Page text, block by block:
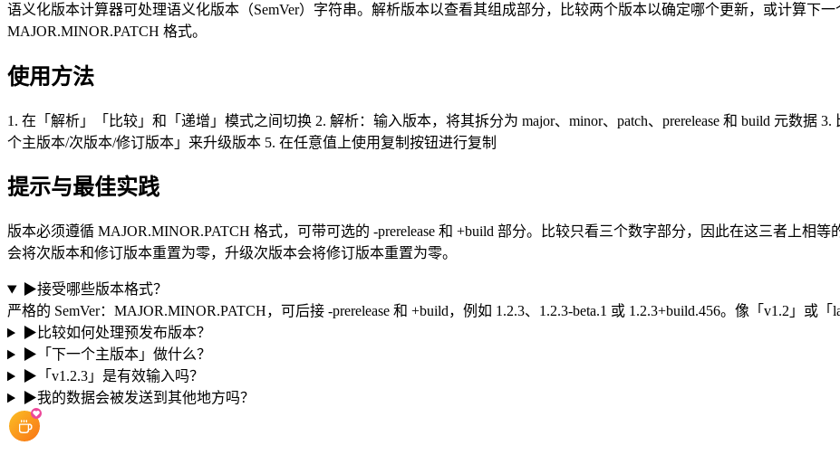
语义化版本计算器可处理语义化版本（SemVer）字符串。解析版本以查看其组成部分，比较两个版本以确定哪个更新，或计算
MAJOR.MINOR.PATCH 格式。
使用方法
1. 在「解析」「比较」和「递增」模式之间切换 2. 解析：输入版本，将其拆分为 major、minor、patch、prerelease 和 build 元数据
个主版本/次版本/修订版本」来升级版本 5. 在任意值上使用复制按钮进行复制
提示与最佳实践
版本必须遵循 MAJOR.MINOR.PATCH 格式，可带可选的 -prerelease 和 +build 部分。比较只看三个数字部分，因此在这三者上相
会将次版本和修订版本重置为零，升级次版本会将修订版本重置为零。
▶接受哪些版本格式？
严格的 SemVer：MAJOR.MINOR.PATCH，可后接 -prerelease 和 +build，例如 1.2.3、1.2.3-beta.1 或 1.2.3+build.456。像「v1.2」或「
▶ 比较如何处理预发布版本？
▶ 「下一个主版本」做什么？
▶ 「v1.2.3」是有效输入吗？
▶我的数据会被发送到其他地方吗？